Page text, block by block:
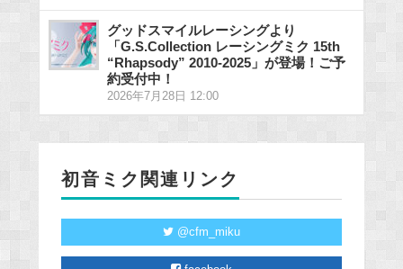
グッドスマイルレーシングより
「G.S.Collection レーシングミク 15th
“Rhapsody” 2010-2025」が登場！ご予
約受付中！
2026年7月28日 12:00
初音ミク関連リンク
@cfm_miku